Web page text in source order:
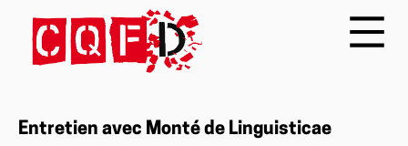
Entretien avec Monté de Linguisticae